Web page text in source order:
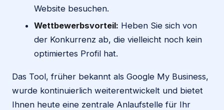
Website besuchen.
Wettbewerbsvorteil: Heben Sie sich von
der Konkurrenz ab, die vielleicht noch kein
optimiertes Profil hat.
Das Tool, früher bekannt als Google My Business,
wurde kontinuierlich weiterentwickelt und bietet
Ihnen heute eine zentrale Anlaufstelle für Ihr